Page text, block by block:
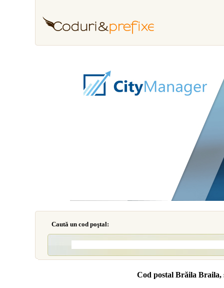
Caută un cod poştal:
Cod postal Brăila Braila,